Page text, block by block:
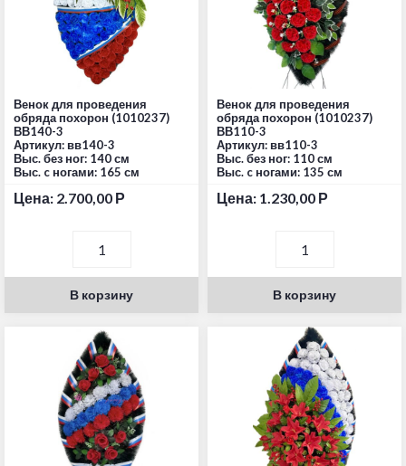
Венок для проведения
обряда похорон (1010237)
ВВ140-3
Артикул: вв140-3
Выс. без ног: 140 см
Выс. c ногами: 165 см
Цена: 2.700,00 Р
В корзину
Венок для проведения
обряда похорон (1010237)
ВВ110-3
Артикул: вв110-3
Выс. без ног: 110 см
Выс. c ногами: 135 см
Цена: 1.230,00 Р
В корзину